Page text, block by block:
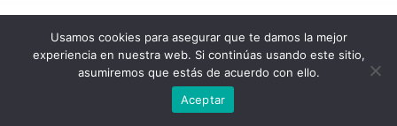
Usamos cookies para asegurar que te damos la mejor
experiencia en nuestra web. Si continúas usando este sitio,
asumiremos que estás de acuerdo con ello.
Aceptar